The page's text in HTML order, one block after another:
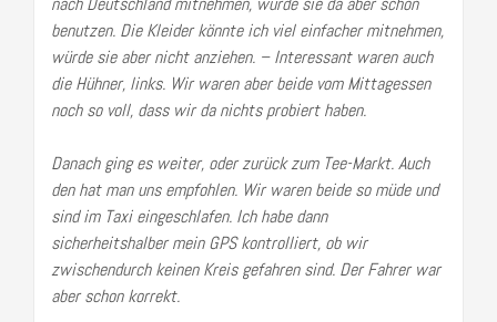
benutzen. Die Kleider könnte ich viel einfacher mitnehmen,
würde sie aber nicht anziehen. – Interessant waren auch
die Hühner, links. Wir waren aber beide vom Mittagessen
noch so voll, dass wir da nichts probiert haben.
Danach ging es weiter, oder zurück zum Tee-Markt. Auch
den hat man uns empfohlen. Wir waren beide so müde und
sind im Taxi eingeschlafen. Ich habe dann
sicherheitshalber mein GPS kontrolliert, ob wir
zwischendurch keinen Kreis gefahren sind. Der Fahrer war
aber schon korrekt.